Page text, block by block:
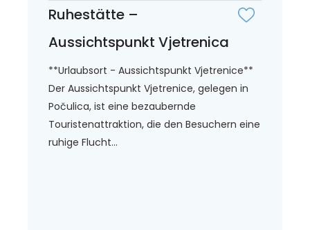
Ruhestätte –
Aussichtspunkt Vjetrenica
**Urlaubsort - Aussichtspunkt Vjetrenice**
Der Aussichtspunkt Vjetrenice, gelegen in
Počulica, ist eine bezaubernde
Touristenattraktion, die den Besuchern eine
ruhige Flucht...